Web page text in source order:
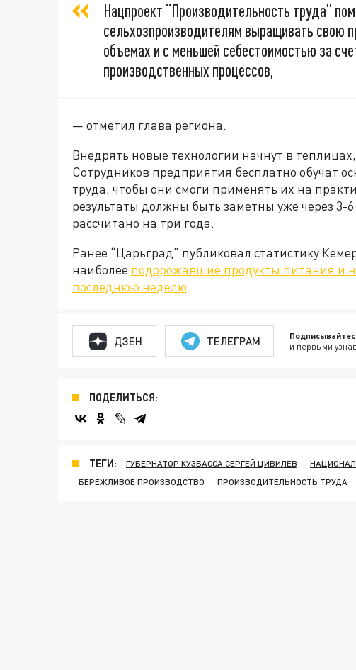
Нацпроект “Производительность труда”
сельхозпроизводителям выращивать свою
объемах и с меньшей себестоимостью за
производственных процессов,
— отметил глава региона.
Внедрять новые технологии начнут в
Сотрудников предприятия бесплатно обучат
труда, чтобы они смоги применять их на
результаты должны быть заметны уже через 3-
рассчитано на три года.
Ранее “Царьград” публиковал статистику
наиболее подорожавшие продукты питания и
последнюю неделю.
ДЗЕН ТЕЛЕГРАМ и первыми
ПОДЕЛИТЬСЯ:
ТЕГИ: ГУБЕРНАТОР КУЗБАССА СЕРГЕЙ ЦИВИЛЕВ
БЕРЕЖЛИВОЕ ПРОИЗВОДСТВО
ПРОИЗВОДИТЕЛЬНОСТЬ ТРУДА